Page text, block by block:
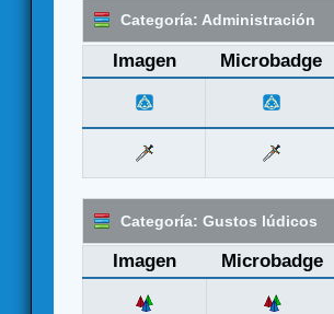
Categoría: Administración
Imagen Microbadge
Categoría: Gustos lúdicos
Imagen Microbadge